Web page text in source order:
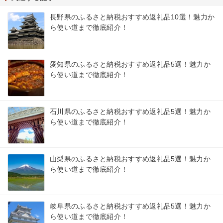
長野県のふるさと納税おすすめ返礼品10選！魅力か
ら使い道まで徹底紹介！
愛知県のふるさと納税おすすめ返礼品5選！魅力か
ら使い道まで徹底紹介！
石川県のふるさと納税おすすめ返礼品5選！魅力か
ら使い道まで徹底紹介！
山梨県のふるさと納税おすすめ返礼品5選！魅力か
ら使い道まで徹底紹介！
岐阜県のふるさと納税おすすめ返礼品5選！魅力か
ら使い道まで徹底紹介！